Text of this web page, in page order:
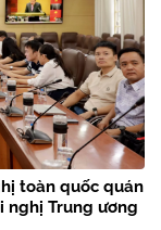
toàn quốc quán
nghị Trung ương